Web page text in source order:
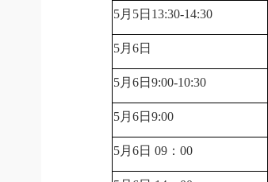
5月5日13:30-14:30
5月6日
5月6日9:00-10:30
5月6日9:00
5月6日 09：00